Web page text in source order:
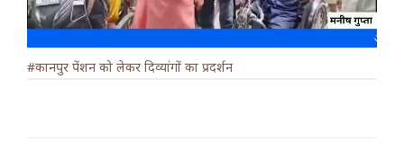
#कानपुर पेंशन को लेकर दिव्यांगों का प्रदर्शन